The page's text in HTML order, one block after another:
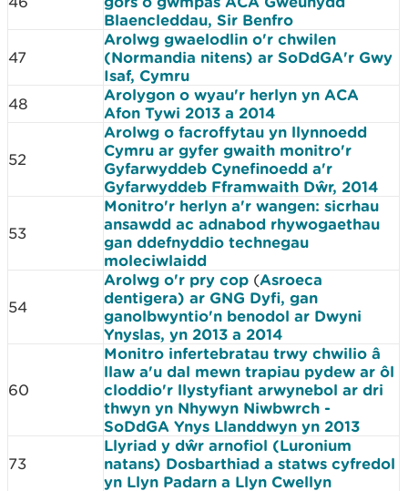
Blaencleddau, Sir Benfro
47
Arolwg gwaelodlin o'r chwilen
(Normandia nitens) ar SoDdGA'r Gwy
Isaf, Cymru
48
Arolygon o wyau'r herlyn yn ACA
Afon Tywi 2013 a 2014
52
Arolwg o facroffytau yn llynnoedd
Cymru ar gyfer gwaith monitro'r
Gyfarwyddeb Cynefinoedd a'r
Gyfarwyddeb Fframwaith Dŵr, 2014
53
Monitro'r herlyn a'r wangen: sicrhau
ansawdd ac adnabod rhywogaethau
gan ddefnyddio technegau
moleciwlaidd
54
Arolwg o'r pry cop (Asroeca
dentigera) ar GNG Dyfi, gan
ganolbwyntio'n benodol ar Dwyni
Ynyslas, yn 2013 a 2014
60
Monitro infertebratau trwy chwilio â
llaw a'u dal mewn trapiau pydew ar ôl
cloddio'r llystyfiant arwynebol ar dri
thwyn yn Nhywyn Niwbwrch -
SoDdGA Ynys Llanddwyn yn 2013
73
Llyriad y dŵr arnofiol (Luronium
natans) Dosbarthiad a statws cyfredol
yn Llyn Padarn a Llyn Cwellyn